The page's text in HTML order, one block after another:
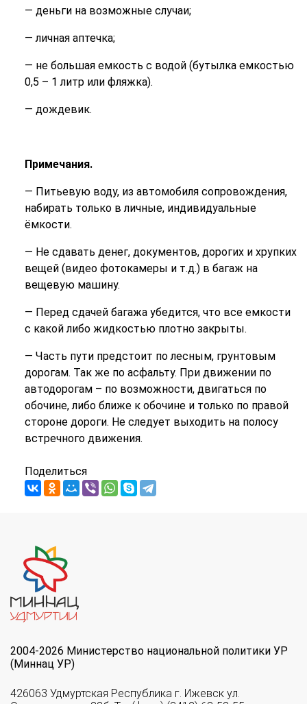
— деньги на возможные случаи;
— личная аптечка;
— не большая емкость с водой (бутылка емкостью
0,5 – 1 литр или фляжка).
— дождевик.
Примечания.
— Питьевую воду, из автомобиля сопровождения,
набирать только в личные, индивидуальные
ёмкости.
— Не сдавать денег, документов, дорогих и хрупких
вещей (видео фотокамеры и т.д.) в багаж на
вещевую машину.
— Перед сдачей багажа убедится, что все емкости
с какой либо жидкостью плотно закрыты.
— Часть пути предстоит по лесным, грунтовым
дорогам. Так же по асфальту. При движении по
автодорогам – по возможности, двигаться по
обочине, либо ближе к обочине и только по правой
стороне дороги. Не следует выходить на полосу
встречного движения.
Поделиться
2004-2026 Министерство национальной политики УР
(Миннац УР)
426063 Удмуртская Республика г. Ижевск ул.